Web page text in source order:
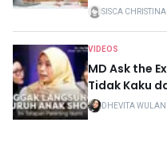
SISCA CHRISTINA
VIDEOS
MD Ask the
Tidak Kaku
DHEVITA